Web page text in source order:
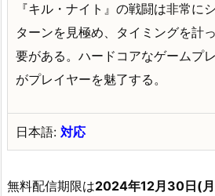
『キル・ナイト』の戦闘は非常に
ターンを見極め、タイミングを計
要がある。ハードコアなゲームプ
がプレイヤーを魅了する。
日本語: 対応
無料配信期限は2024年12月30日(